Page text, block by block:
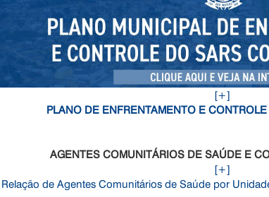
[+]
PLANO DE ENFRENTAMENTO E
AGENTES COMUNITÁRIOS DE SAÚDE E
[+]
Relação de Agentes Comunitários de Saúde por